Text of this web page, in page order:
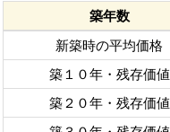
築年数
新築時の平均価格
築１０年・残存価値
築２０年・残存価値